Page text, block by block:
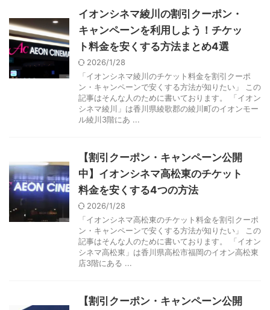
イオンシネマ綾川の割引クーポン・
キャンペーンを利用しよう！チケッ
ト料金を安くする方法まとめ4選
2026/1/28
「イオンシネマ綾川のチケット料金を割引クーポ
ン・キャンペーンで安くする方法が知りたい」 この
記事はそんな人のために書いております。 「イオン
シネマ綾川」は香川県綾歌郡の綾川町のイオンモー
ル綾川3階にあ ...
【割引クーポン・キャンペーン公開
中】イオンシネマ高松東のチケット
料金を安くする4つの方法
2026/1/28
「イオンシネマ高松東のチケット料金を割引クーポ
ン・キャンペーンで安くする方法が知りたい」 この
記事はそんな人のために書いております。 「イオン
シネマ高松東」は香川県高松市福岡のイオン高松東
店3階にある ...
【割引クーポン・キャンペーン公開